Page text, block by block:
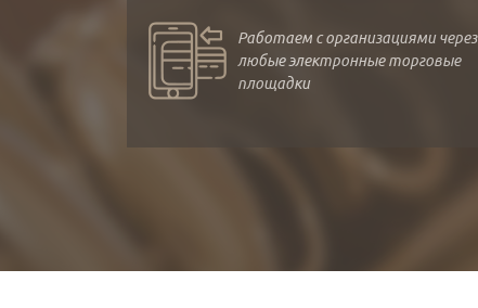
Работаем с организациями через
любые электронные торговые
площадки